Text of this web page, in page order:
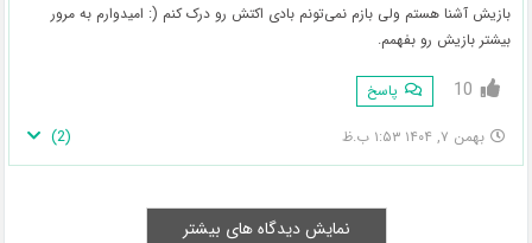
بازیش آشنا هستم ولی بازم نمی‌تونم بادی اکتش رو درک کنم (: امیدوارم به مرور
بیشتر بازیش رو بفهمم.
10 پاسخ
بهمن ۷, ۱۴۰۴ ۱:۵۳ ب.ظ (
2
)
نمایش دیدگاه های بیشتر